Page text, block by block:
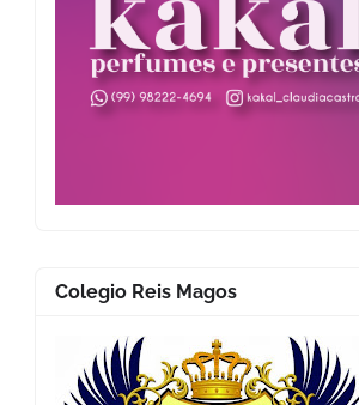
Colegio Reis Magos